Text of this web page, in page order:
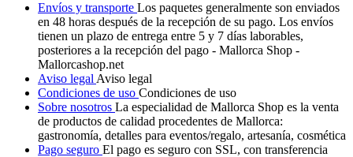
Envíos y transporte Los paquetes generalmente son enviados
en 48 horas después de la recepción de su pago. Los envíos
tienen un plazo de entrega entre 5 y 7 días laborables,
posteriores a la recepción del pago - Mallorca Shop -
Mallorcashop.net
Aviso legal Aviso legal
Condiciones de uso Condiciones de uso
Sobre nosotros La especialidad de Mallorca Shop es la venta
de productos de calidad procedentes de Mallorca:
gastronomía, detalles para eventos/regalo, artesanía, cosmética
Pago seguro El pago es seguro con SSL, con transferencia